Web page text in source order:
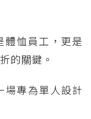
體恤員工，更是
的關鍵。
場專為單人設計